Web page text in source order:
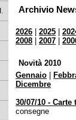
Sportello
dal 1° maggio
Registro
tempi di
Bandi e
Comunicati
Resta informato
Scopri l'ultimo
Archivio
2026 |2025 |
2008 |2007 |
Novità 2010
Gennaio
Dicembre
30/07/10 -
consegne